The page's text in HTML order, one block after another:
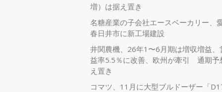
増）は据え置き
名糖産業の子会社エースベーカリー、
春日井市に新工場建設
井関農機、26年1〜6月期は増収増益、
益率5.5％に改善、欧州が牽引 通期予
え置き
コマツ、11月に大型ブルドーザー「